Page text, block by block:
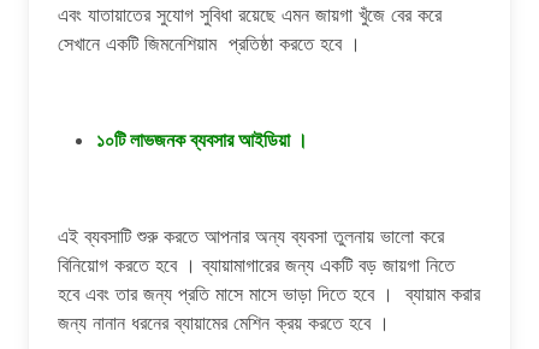
এবং যাতায়াতের সুযোগ সুবিধা রয়েছে এমন জায়গা খুঁজে বের করে
সেখানে একটি জিমনেশিয়াম প্রতিষ্ঠা করতে হবে ।
১০টি লাভজনক ব্যবসার আইডিয়া ।
এই ব্যবসাটি শুরু করতে আপনার অন্য ব্যবসা তুলনায় ভালো করে
বিনিয়োগ করতে হবে । ব্যায়ামাগারের জন্য একটি বড় জায়গা নিতে
হবে এবং তার জন্য প্রতি মাসে মাসে ভাড়া দিতে হবে । ব্যায়াম করার
জন্য নানান ধরনের ব্যায়ামের মেশিন ক্রয় করতে হবে ।